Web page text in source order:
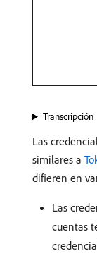
Transcripción
Las
similares a
difieren en
Las
cuentas